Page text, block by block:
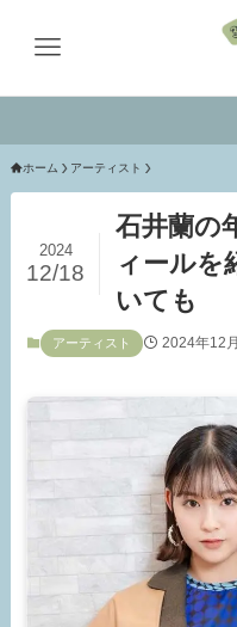
当
ホーム アーティスト
石井蘭の
ィールを
いても
2024
12/18
アーティスト 2024年12